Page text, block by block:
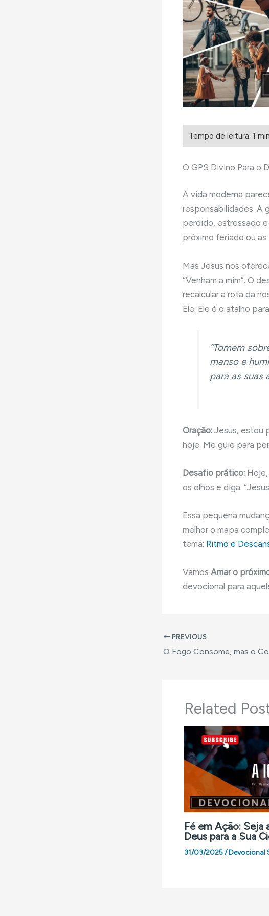
O GPS Divino Para o
A vida moderna
responsabilidades. A
perdido, estressado
próximo feriado ou
Mas Jesus nos
“Venham a mim”. O
recalcular a rota da
Ele. Ele é o atalho
“Tomem
manso e
para as suas
Oração: Jesus, estou
hoje. Me guie para
Desafio prático:
os olhos e diga:
Essa pequena
melhor o mapa
tema: Ritmo e
Vamos Amar o
devocional para
PREVIOUS
Related
Fé em Ação: Seja
Deus para a Sua
31/03/2025/Devocional